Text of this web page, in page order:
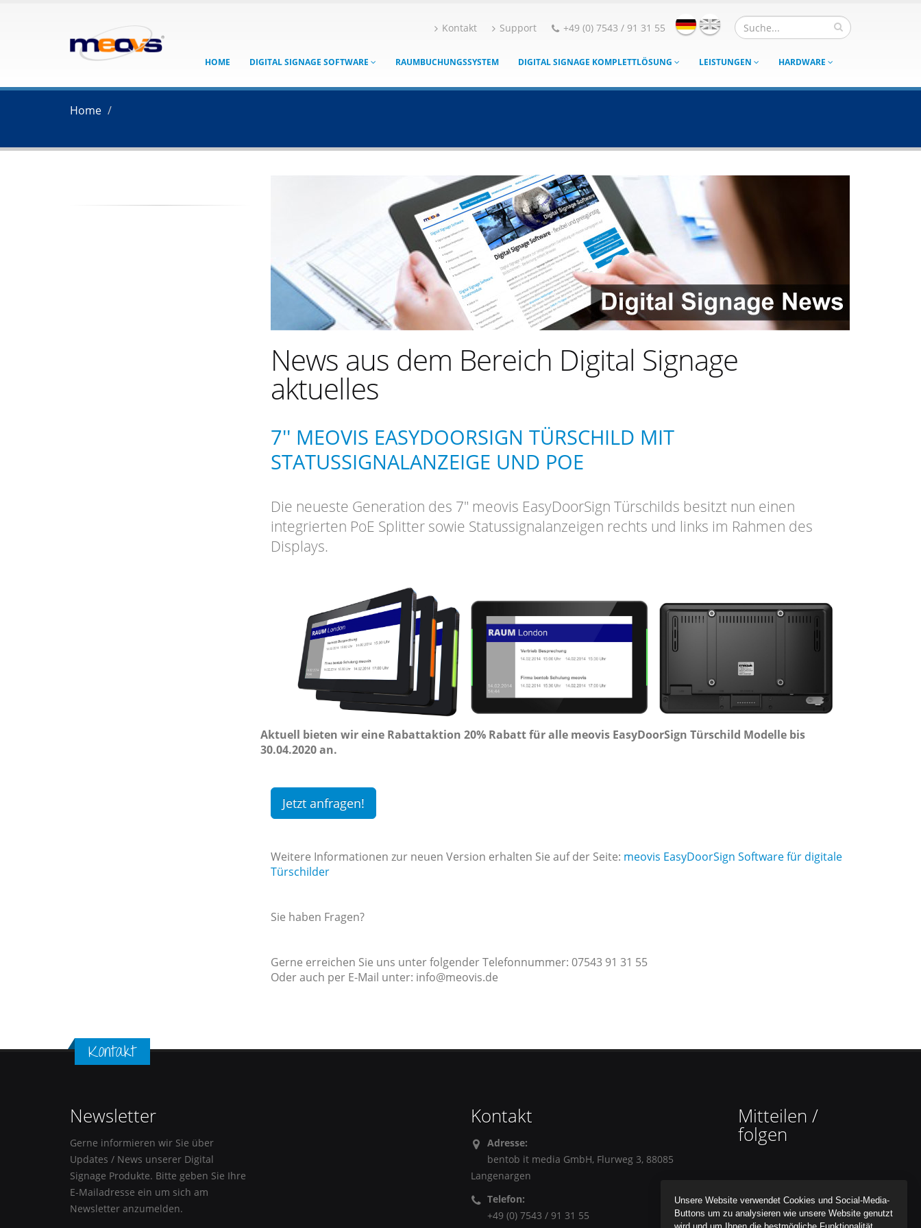
Kontakt Support +49 (0) 7543 / 91 31 55
HOME DIGITAL SIGNAGE SOFTWARE RAUMBUCHUNGSSYSTEM DIGITAL SIGNAGE KOMPLETTLÖSUNG LEISTUNGEN HARDWARE
Home
News aus dem Bereich Digital Signage
aktuelles
7'' MEOVIS EASYDOORSIGN TÜRSCHILD MIT
STATUSSIGNALANZEIGE UND POE
Die neueste Generation des 7" meovis EasyDoorSign Türschilds besitzt nun einen
integrierten PoE Splitter sowie Statussignalanzeigen rechts und links im Rahmen des
Displays.
Aktuell bieten wir eine Rabattaktion 20% Rabatt für alle meovis EasyDoorSign Türschild Modelle bis
30.04.2020 an.
Jetzt anfragen!
Weitere Informationen zur neuen Version erhalten Sie auf der Seite: meovis EasyDoorSign Software für digitale
Türschilder
Sie haben Fragen?
Gerne erreichen Sie uns unter folgender Telefonnummer: 07543 91 31 55
Oder auch per E-Mail unter: info@meovis.de
Kontakt
Newsletter
Gerne informieren wir Sie über
Updates / News unserer Digital
Signage Produkte. Bitte geben Sie Ihre
E-Mailadresse ein um sich am
Newsletter anzumelden.
Kontakt
Adresse:
bentob it media GmbH, Flurweg 3, 88085
Langenargen
Telefon:
+49 (0) 7543 / 91 31 55
Mitteilen /
folgen
Unsere Website verwendet Cookies und Social-Media-
Buttons um zu analysieren wie unsere Website genutzt